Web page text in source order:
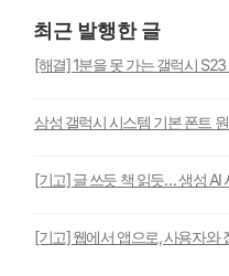
최근 발행한 글
[해결] 1분을 못 가는 갤럭시
삼성 갤럭시 시스템 기본 폰트
[기고] 글 쓰듯 책 읽듯… 생성 AI
[기고] 웹에서 앱으로, 사용자와